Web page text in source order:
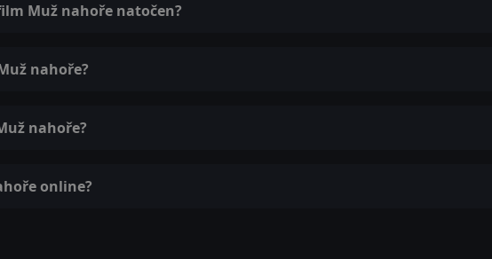
Muž nahoře natočen?
nahoře?
nahoře?
online?